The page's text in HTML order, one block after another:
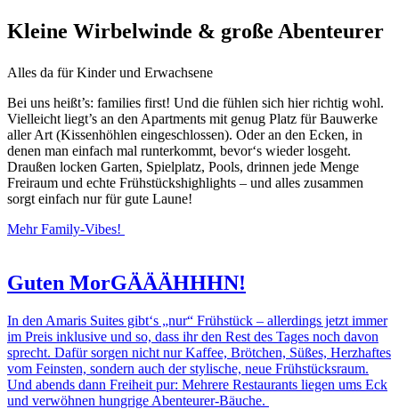
Kleine Wirbelwinde & große Abenteurer
Alles da für Kinder und Erwachsene
Bei uns heißt’s: families first! Und die fühlen sich hier richtig wohl.
Vielleicht liegt’s an den Apartments mit genug Platz für Bauwerke
aller Art (Kissenhöhlen eingeschlossen). Oder an den Ecken, in
denen man einfach mal runterkommt, bevor‘s wieder losgeht.
Draußen locken Garten, Spielplatz, Pools, drinnen jede Menge
Freiraum und echte Frühstückshighlights – und alles zusammen
sorgt einfach nur für gute Laune!
Mehr Family-Vibes!
Guten MorGÄÄÄHHHN!
In den Amaris Suites gibt‘s „nur“ Frühstück – allerdings jetzt immer
im Preis inklusive und so, dass ihr den Rest des Tages noch davon
sprecht. Dafür sorgen nicht nur Kaffee, Brötchen, Süßes, Herzhaftes
vom Feinsten, sondern auch der stylische, neue Frühstücksraum.
Und abends dann Freiheit pur: Mehrere Restaurants liegen ums Eck
und verwöhnen hungrige Abenteurer-Bäuche.